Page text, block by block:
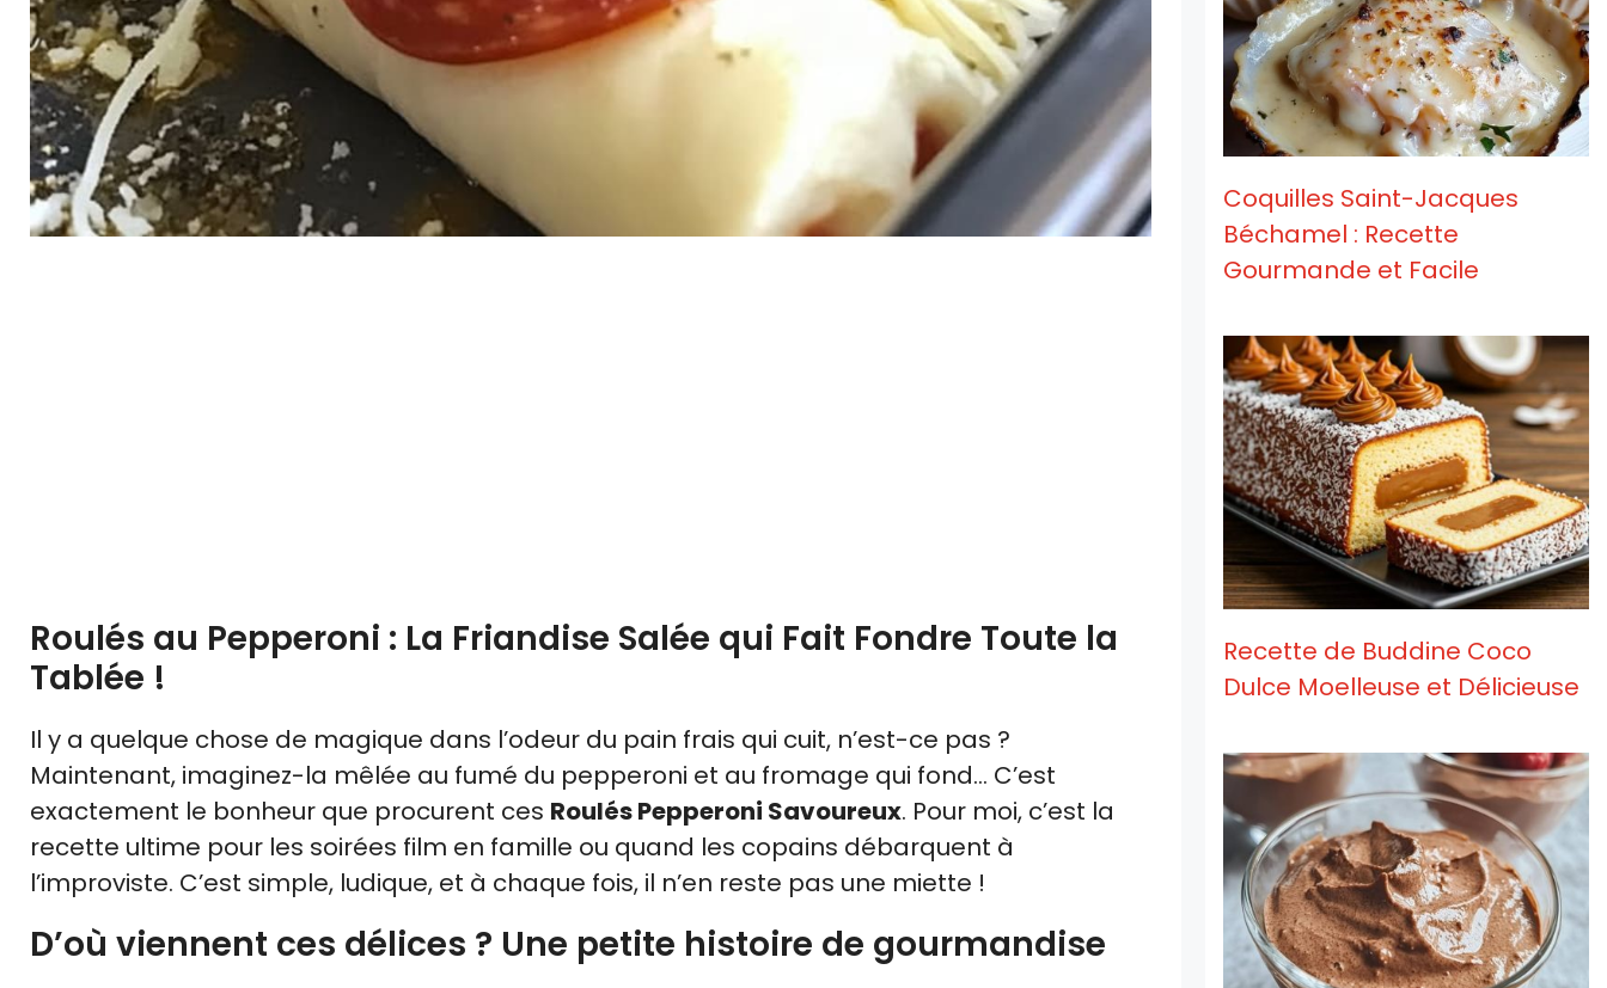
Roulés au Pepperoni : La Friandise Salée qui Fait Fondre Toute la
Tablée !
Il y a quelque chose de magique dans l’odeur du pain frais qui cuit, n’est-ce pas ?
Maintenant, imaginez-la mêlée au fumé du pepperoni et au fromage qui fond… C’est
exactement le bonheur que procurent ces Roulés Pepperoni Savoureux. Pour moi, c’est la
recette ultime pour les soirées film en famille ou quand les copains débarquent à
l’improviste. C’est simple, ludique, et à chaque fois, il n’en reste pas une miette !
D’où viennent ces délices ? Une petite histoire de gourmandise
Coquilles Saint-Jacques
Béchamel : Recette
Gourmande et Facile
Recette de Buddine Coco
Dulce Moelleuse et Délicieuse